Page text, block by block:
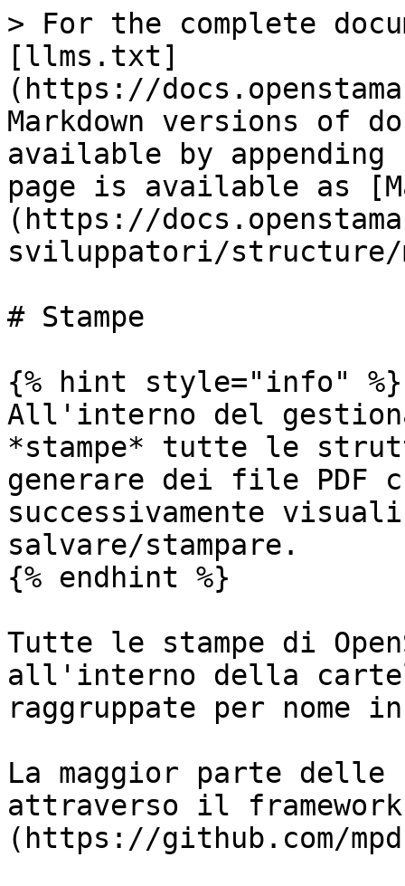
> For the complete
[llms.txt]
(https://
Markdown versions of
available by
page is available as
(https://
sviluppatori/structure/
# Stampe
{% hint style="info" %}
All'interno del
*stampe* tutte le
generare dei file PDF
successivamente
salvare/stampare.
{% endhint %}
Tutte le stampe di
all'interno della
raggruppate per
La maggior parte delle
attraverso il framework
(https://github.com/